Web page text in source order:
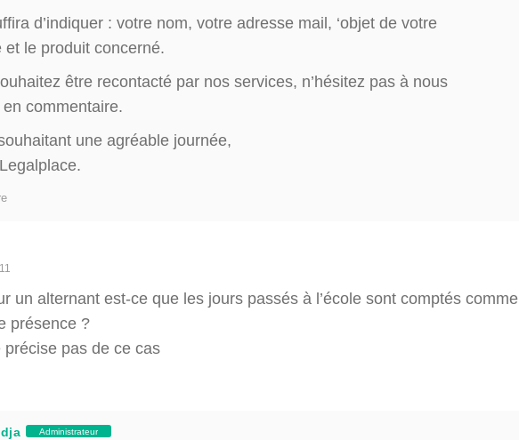
d’indiquer : votre nom, votre adresse mail, ‘objet de votre
et le produit concerné.
être recontacté par nos services, n’hésitez pas à nous
en commentaire.
une agréable journée,
un alternant est-ce que les jours passés à l’école sont comptés comme
présence ?
précise pas de ce cas
Administrateur